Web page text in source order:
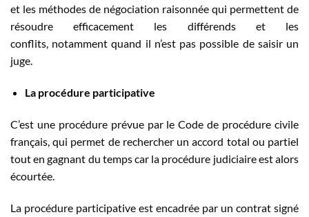
et les méthodes de négociation raisonnée qui permettent de
résoudre efficacement les différends et les
conflits, notamment quand il n’est pas possible de saisir un
juge.
La procédure participative
C’est une procédure prévue par le Code de procédure civile
français, qui permet de rechercher un accord total ou partiel
tout en gagnant du temps car la procédure judiciaire est alors
écourtée.
La procédure participative est encadrée par un contrat signé